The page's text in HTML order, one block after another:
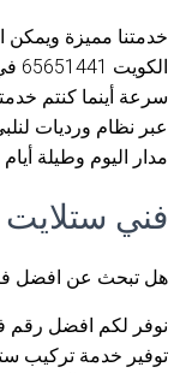
خدمتنا مميزة
سرعة أينما كنتم
عبر نظام ورديات
مدار اليوم وطيلة
فني ستلايت
هل تبحث عن افضل
توفير خدمة تركيب